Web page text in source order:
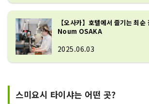
【오사카】호텔에서 즐기는 최
Noum OSAKA
2025.06.03
스미요시 타이샤는 어떤 곳?